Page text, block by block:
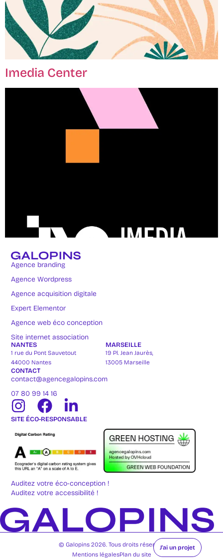
J'ai un projet
Imedia Center
Agence branding
Agence Wordpress
Agence acquisition digitale
Expert Elementor
Agence web éco conception
Site internet association
NANTES
1 rue du Pont Sauvetout
44000 Nantes
MARSEILLE
19 Pl. Jean Jaurès,
13005 Marseille
CONTACT
contact@agencegalopins.com
07 80 99 14 16
SITE ÉCO-RESPONSABLE
Auditez votre éco-conception !
Auditez votre accessibilité !
© Galopins 2026. Tous droits réservés
Mentions légalesPlan du site